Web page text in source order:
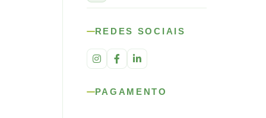
REDES SOCIAIS
PAGAMENTO